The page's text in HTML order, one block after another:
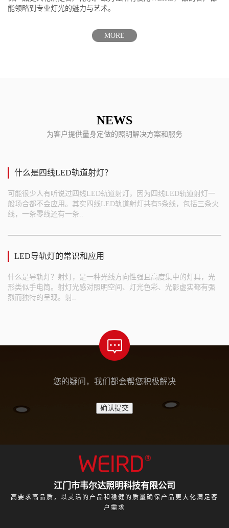
能领略到专业灯光的魅力与艺术。
MORE
NEWS
为客户提供量身定做的照明解决方案和服务
什么是四线LED轨道射灯？
可能很少人有听说过四线LED轨道射灯，因为四线LED轨道射灯一
般场合都不会应用。其实四线LED轨道射灯共有5条线，包括三条火
线，一条零线还有一条..
LED导轨灯的常识和应用
什么是导轨灯？射灯，是一种光线方向性强且高度集中的灯具，光
形类似手电筒。射灯光感对照明空间、灯光色彩、光影虚实都有强
烈而独特的呈现。射..
您的疑问，我们都会帮您积极解决
江门市韦尔达照明科技有限公司
高要求高品质，以灵活的产品和稳健的质量确保产品更大化满足客
户需求